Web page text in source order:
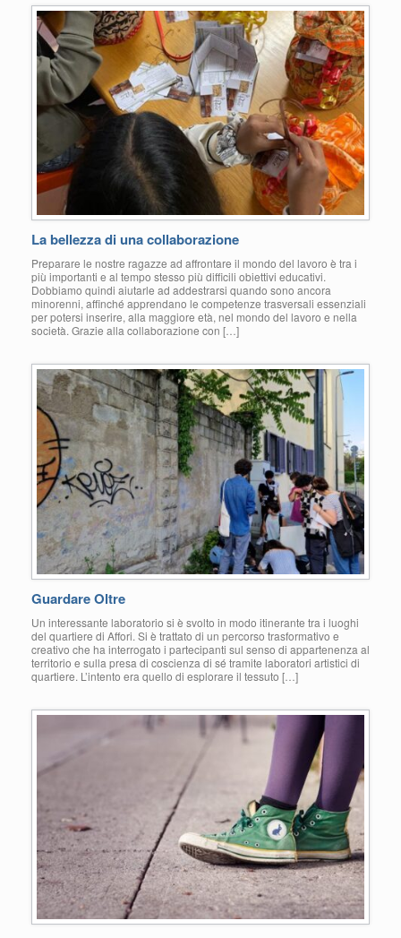
La bellezza di una collaborazione
Preparare le nostre ragazze ad affrontare il mondo del lavoro è tra i
più importanti e al tempo stesso più difficili obiettivi educativi.
Dobbiamo quindi aiutarle ad addestrarsi quando sono ancora
minorenni, affinché apprendano le competenze trasversali essenziali
per potersi inserire, alla maggiore età, nel mondo del lavoro e nella
società. Grazie alla collaborazione con […]
Guardare Oltre
Un interessante laboratorio si è svolto in modo itinerante tra i luoghi
del quartiere di Affori. Si è trattato di un percorso trasformativo e
creativo che ha interrogato i partecipanti sul senso di appartenenza al
territorio e sulla presa di coscienza di sé tramite laboratori artistici di
quartiere. L’intento era quello di esplorare il tessuto […]